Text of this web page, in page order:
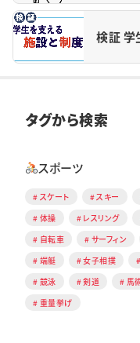
検証 学
タグから検索
スポーツ
スケート スキー
体操
レスリング
自転車
サーフィン
端艇
女子相撲
競泳
剣道 馬
重量挙げ